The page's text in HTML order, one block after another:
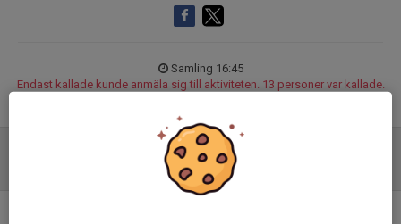
Samling 16:45
Endast kallade kunde anmäla sig till aktiviteten. 13 personer var kallade.